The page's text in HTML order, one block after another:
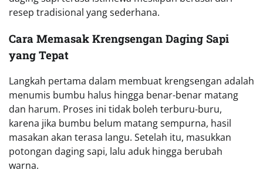
resep tradisional yang sederhana.
Cara Memasak Krengsengan Daging Sapi
yang Tepat
Langkah pertama dalam membuat krengsengan adalah
menumis bumbu halus hingga benar-benar matang
dan harum. Proses ini tidak boleh terburu-buru,
karena jika bumbu belum matang sempurna, hasil
masakan akan terasa langu. Setelah itu, masukkan
potongan daging sapi, lalu aduk hingga berubah
warna.